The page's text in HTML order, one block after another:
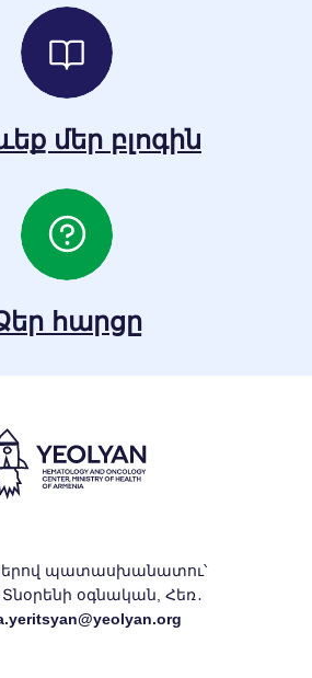
մեր բլոգին
հարցը
պատասխանատու՝
օգնական, Հեռ․